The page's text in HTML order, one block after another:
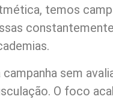
temos
sem
O foco